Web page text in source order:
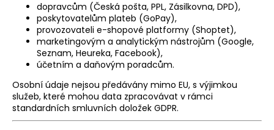
dopravcům (Česká pošta, PPL, Zásilkovna, DPD),
poskytovatelům plateb (GoPay),
provozovateli e-shopové platformy (Shoptet),
marketingovým a analytickým nástrojům (Google,
Seznam, Heureka, Facebook),
účetním a daňovým poradcům.
Osobní údaje nejsou předávány mimo EU, s výjimkou
služeb, které mohou data zpracovávat v rámci
standardních smluvních doložek GDPR.